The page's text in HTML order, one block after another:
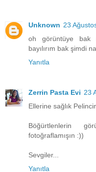
Unknown 23
oh görüntüye bak
bayılırım bak şimdi
Yanıtla
Zerrin Pasta Evi 23
Ellerine sağlık
Böğürtlenlerin
fotoğraflamışın :))
Sevgiler...
Yanıtla